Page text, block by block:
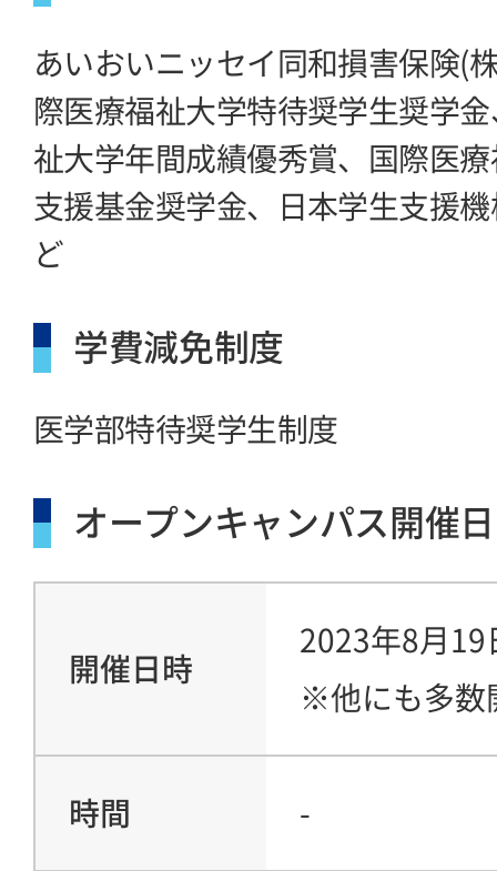
あいおいニッセイ同和損害保険(
際医療福祉大学特待奨学生奨学
祉大学年間成績優秀賞、国際医
支援基金奨学金、日本学生支援
ど
学費減免制度
医学部特待奨学生制度
オープンキャンパス開催
開催日時
2023年8月
※他にも多数
時間 -